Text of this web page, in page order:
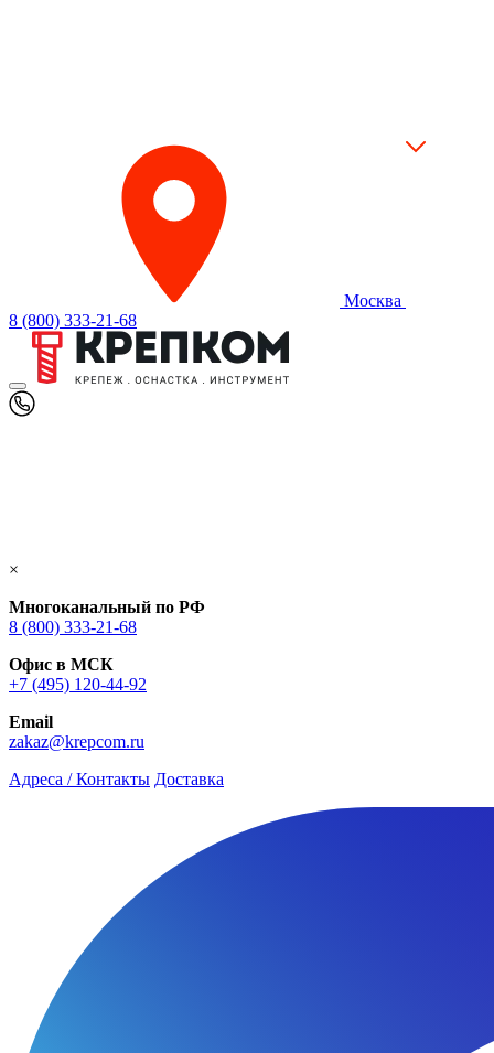
Москва
8 (800) 333-21-68
×
Многоканальный по РФ
8 (800) 333‑21-68
Офис в МСК
+7 (495) 120-44-92
Email
zakaz@krepcom.ru
Адреса / Контакты Доставка